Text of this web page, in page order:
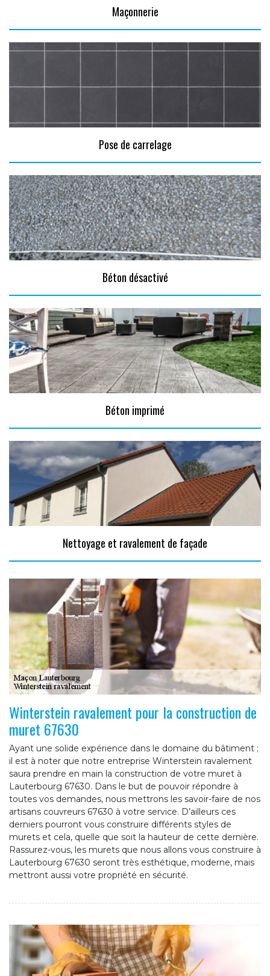
Maçonnerie
Pose de carrelage
Béton désactivé
Béton imprimé
Nettoyage et ravalement de façade
Winterstein ravalement pour la construction de
muret 67630
Ayant une solide expérience dans le domaine du bâtiment ;
il est à noter que notre entreprise Winterstein ravalement
saura prendre en main la construction de votre muret à
Lauterbourg 67630. Dans le but de pouvoir répondre à
toutes vos demandes, nous mettrons les savoir-faire de nos
artisans couvreurs 67630 à votre service. D’ailleurs ces
derniers pourront vous construire différents styles de
murets et cela, quelle que soit la hauteur de cette dernière.
Rassurez-vous, les murets que nous allons vous construire à
Lauterbourg 67630 seront très esthétique, moderne, mais
mettront aussi votre propriété en sécurité.